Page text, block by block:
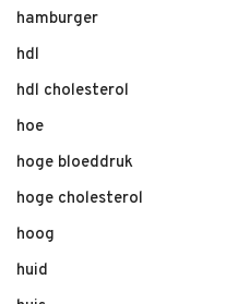
hamburger
hdl
hdl cholesterol
hoe
hoge bloeddruk
hoge cholesterol
hoog
huid